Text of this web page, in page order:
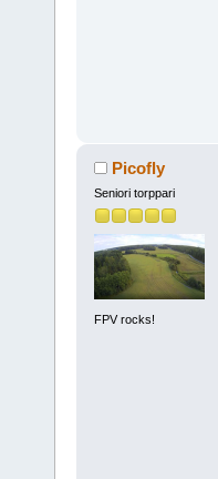
Picofly
Seniori torppari
FPV rocks!